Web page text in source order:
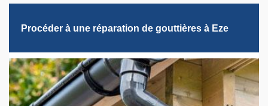
Procéder à une réparation de gouttières à Eze